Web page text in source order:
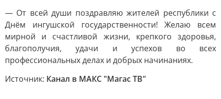
— От всей души поздравляю жителей республики с
Днём ингушской государственности! Желаю всем
мирной и счастливой жизни, крепкого здоровья,
благополучия, удачи и успехов во всех
профессиональных делах и добрых начинаниях.
Источник: Канал в МАКС "Магас ТВ"